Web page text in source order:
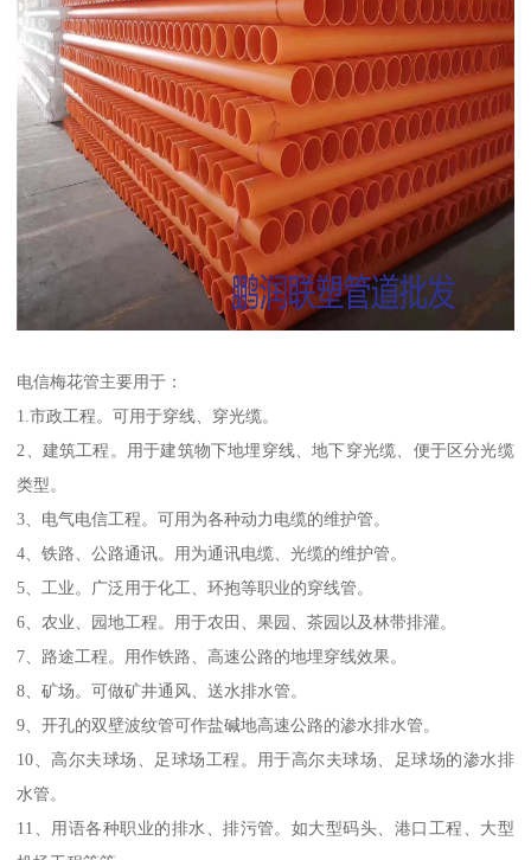
电信梅花管主要用于：
1.市政工程。可用于穿线、穿光缆。
2、建筑工程。用于建筑物下地埋穿线、地下穿光缆、便于区分光缆
类型。
3、电气电信工程。可用为各种动力电缆的维护管。
4、铁路、公路通讯。用为通讯电缆、光缆的维护管。
5、工业。广泛用于化工、环抱等职业的穿线管。
6、农业、园地工程。用于农田、果园、茶园以及林带排灌。
7、路途工程。用作铁路、高速公路的地埋穿线效果。
8、矿场。可做矿井通风、送水排水管。
9、开孔的双壁波纹管可作盐碱地高速公路的渗水排水管。
10、高尔夫球场、足球场工程。用于高尔夫球场、足球场的渗水排
水管。
11、用语各种职业的排水、排污管。如大型码头、港口工程、大型